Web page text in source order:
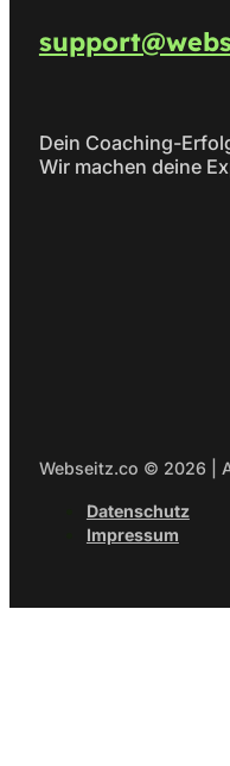
Dein Coaching-
Wir machen deine
Webseitz.co © 2026 |
Datenschutz
Impressum